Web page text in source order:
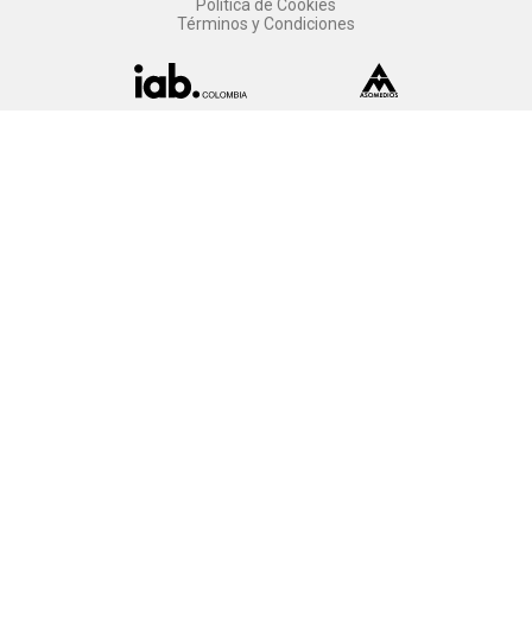
Política de Cookies
Términos y Condiciones